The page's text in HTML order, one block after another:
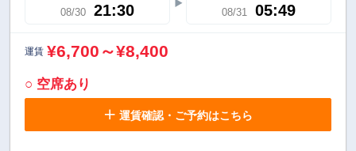
08/30 21:30 08/31 05:49
運賃 ¥6,700～¥8,400
○ 空席あり
運賃確認・ご予約はこちら